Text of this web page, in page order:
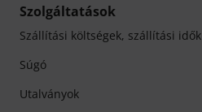
Szolgáltatások
Szállítási költségek, szállítási idők
Súgó
Utalványok